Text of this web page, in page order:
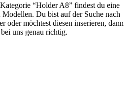
“Holder A8” findest du eine
Du bist auf der Suche nach
oder möchtest diesen inserieren, dann
uns genau richtig.